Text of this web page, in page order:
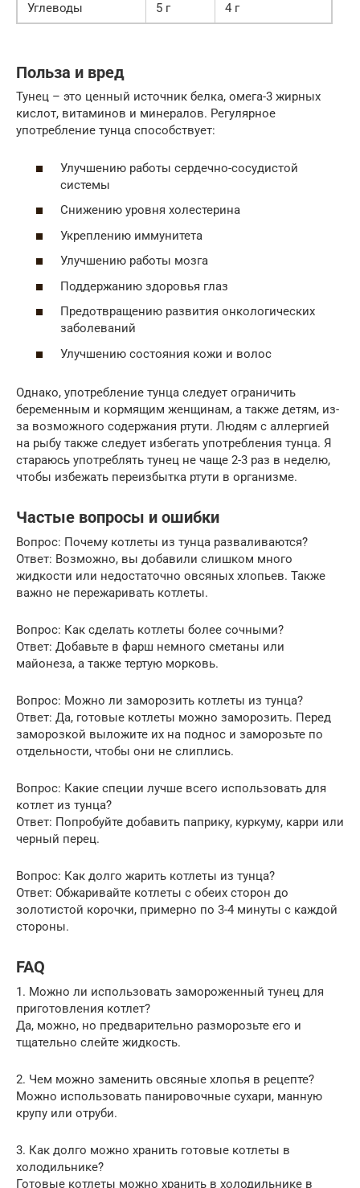
Углеводы
5 г 4 г
Польза и вред
Тунец – это ценный источник белка, омега-3 жирных
кислот, витаминов и минералов. Регулярное
употребление тунца способствует:
Улучшению работы сердечно-сосудистой
системы
Снижению уровня холестерина
Укреплению иммунитета
Улучшению работы мозга
Поддержанию здоровья глаз
Предотвращению развития онкологических
заболеваний
Улучшению состояния кожи и волос
Однако, употребление тунца следует ограничить
беременным и кормящим женщинам, а также детям, из-
за возможного содержания ртути. Людям с аллергией
на рыбу также следует избегать употребления тунца. Я
стараюсь употреблять тунец не чаще 2-3 раз в неделю,
чтобы избежать переизбытка ртути в организме.
Частые вопросы и ошибки
Вопрос: Почему котлеты из тунца разваливаются?
Ответ: Возможно, вы добавили слишком много
жидкости или недостаточно овсяных хлопьев. Также
важно не пережаривать котлеты.
Вопрос: Как сделать котлеты более сочными?
Ответ: Добавьте в фарш немного сметаны или
майонеза, а также тертую морковь.
Вопрос: Можно ли заморозить котлеты из тунца?
Ответ: Да, готовые котлеты можно заморозить. Перед
заморозкой выложите их на поднос и заморозьте по
отдельности, чтобы они не слиплись.
Вопрос: Какие специи лучше всего использовать для
котлет из тунца?
Ответ: Попробуйте добавить паприку, куркуму, карри или
черный перец.
Вопрос: Как долго жарить котлеты из тунца?
Ответ: Обжаривайте котлеты с обеих сторон до
золотистой корочки, примерно по 3-4 минуты с каждой
стороны.
FAQ
1. Можно ли использовать замороженный тунец для
приготовления котлет?
Да, можно, но предварительно разморозьте его и
тщательно слейте жидкость.
2. Чем можно заменить овсяные хлопья в рецепте?
Можно использовать панировочные сухари, манную
крупу или отруби.
3. Как долго можно хранить готовые котлеты в
холодильнике?
Готовые котлеты можно хранить в холодильнике в